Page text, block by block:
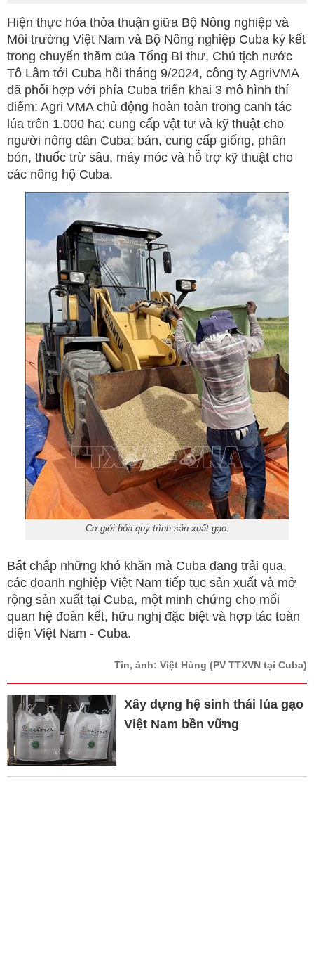
Hiện thực hóa thỏa thuận giữa Bộ Nông nghiệp và
Môi trường Việt Nam và Bộ Nông nghiệp Cuba ký kết
trong chuyến thăm của Tổng Bí thư, Chủ tịch nước
Tô Lâm tới Cuba hồi tháng 9/2024, công ty AgriVMA
đã phối hợp với phía Cuba triển khai 3 mô hình thí
điểm: Agri VMA chủ động hoàn toàn trong canh tác
lúa trên 1.000 ha; cung cấp vật tư và kỹ thuật cho
người nông dân Cuba; bán, cung cấp giống, phân
bón, thuốc trừ sâu, máy móc và hỗ trợ kỹ thuật cho
các nông hộ Cuba.
Cơ giới hóa quy trình sản xuất gạo.
Bất chấp những khó khăn mà Cuba đang trải qua,
các doanh nghiệp Việt Nam tiếp tục sản xuất và mở
rộng sản xuất tại Cuba, một minh chứng cho mối
quan hệ đoàn kết, hữu nghị đặc biệt và hợp tác toàn
diện Việt Nam - Cuba.
Tin, ảnh: Việt Hùng (PV TTXVN tại Cuba)
Xây dựng hệ sinh thái lúa gạo
Việt Nam bền vững